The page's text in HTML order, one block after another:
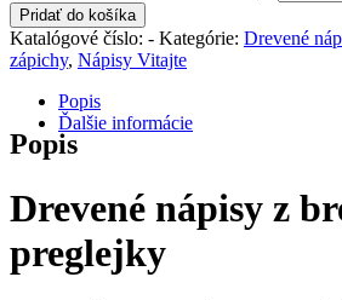
Pridať do košíka
Katalógové číslo: - Kategórie: Drevené
zápichy, Nápisy Vitajte
Popis
Ďalšie informácie
Popis
Drevené nápisy z
preglejky